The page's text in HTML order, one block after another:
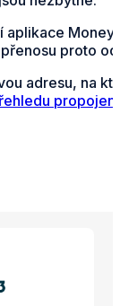
proto
adresu, na
propojení